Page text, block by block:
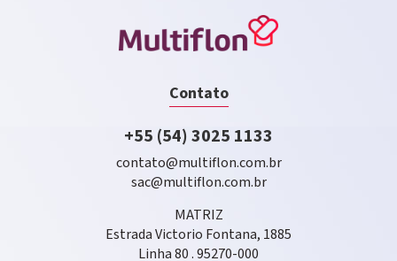
Contato
+55 (54) 3025 1133
contato@multiflon.com.br
sac@multiflon.com.br
MATRIZ
Estrada Victorio Fontana, 1885
Linha 80 . 95270-000